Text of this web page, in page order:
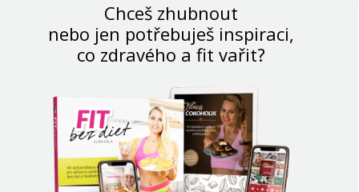
Chceš zhubnout
nebo jen potřebuješ inspiraci,
co zdravého a fit vařit?